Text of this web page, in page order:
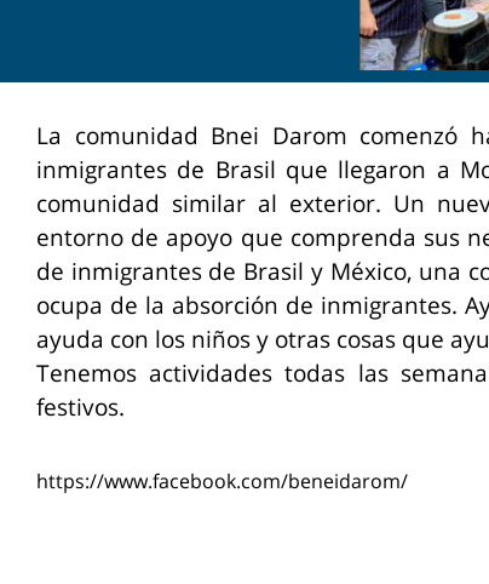
La comunidad Bnei Darom comenzó
inmigrantes de Brasil que llegaron a
comunidad similar al exterior. Un
entorno de apoyo que comprenda sus
de inmigrantes de Brasil y México, una
ocupa de la absorción de inmigrantes.
ayuda con los niños y otras cosas que
Tenemos actividades todas las
festivos.
https://www.facebook.com/beneidarom/